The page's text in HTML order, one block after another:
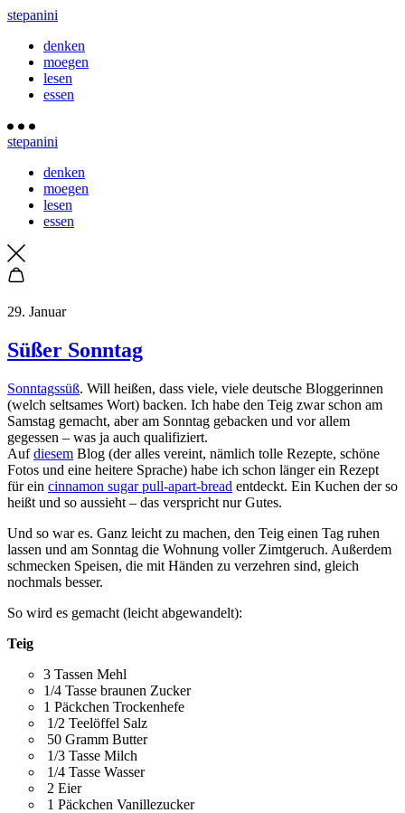
stepanini
denken
moegen
lesen
essen
stepanini
denken
moegen
lesen
essen
29. Januar
Süßer Sonntag
Sonntagssüß. Will heißen, dass viele, viele deutsche Bloggerinnen
(welch seltsames Wort) backen. Ich habe den Teig zwar schon am
Samstag gemacht, aber am Sonntag gebacken und vor allem
gegessen – was ja auch qualifiziert.
Aufdiesem Blog (der alles vereint, nämlich tolle Rezepte, schöne
Fotos und eine heitere Sprache) habe ich schon länger ein Rezept
für ein cinnamon sugar pull-apart-bread entdeckt. Ein Kuchen der so
heißt und so aussieht – das verspricht nur Gutes.
Und so war es. Ganz leicht zu machen, den Teig einen Tag ruhen
lassen und am Sonntag die Wohnung voller Zimtgeruch. Außerdem
schmecken Speisen, die mit Händen zu verzehren sind, gleich
nochmals besser.
So wird es gemacht (leicht abgewandelt):
Teig
3 Tassen Mehl
1/4 Tasse braunen Zucker
1 Päckchen Trockenhefe
1/2 Teelöffel Salz
50 Gramm Butter
1/3 Tasse Milch
1/4 Tasse Wasser
2 Eier
1 Päckchen Vanillezucker